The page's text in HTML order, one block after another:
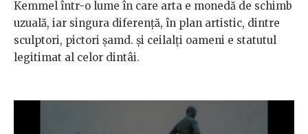
Kemmel într-o lume în care arta e monedă de schimb
uzuală, iar singura diferență, în plan artistic, dintre
sculptori, pictori șamd. și ceilalți oameni e statutul
legitimat al celor dintâi.